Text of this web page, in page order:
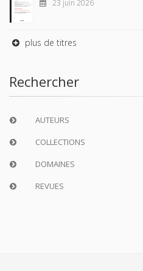
23 juin 2026
plus de titres
Rechercher
AUTEURS
COLLECTIONS
DOMAINES
REVUES